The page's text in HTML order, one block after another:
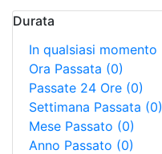
Durata
In qualsiasi momento
Ora Passata (0)
Passate 24 Ore (0)
Settimana Passata (0)
Mese Passato (0)
Anno Passato (0)